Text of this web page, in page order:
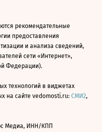
рекомендательные
предоставления
и анализа сведений,
сети «Интернет»,
Федерации).
технологий в виджетах
на сайте vedomosti.ru: СМИ2,
Медиа, ИНН/КПП